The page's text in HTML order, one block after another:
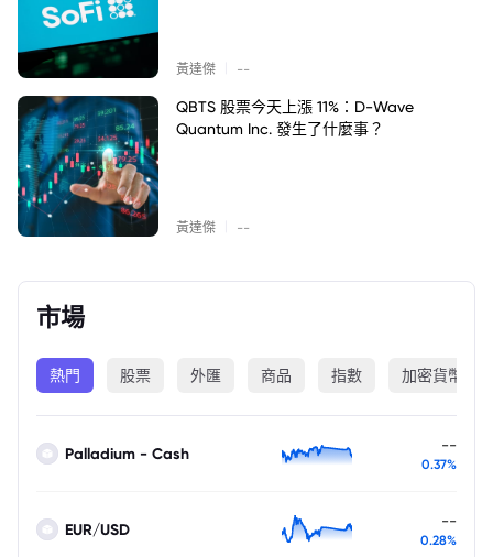
黃達傑 --
QBTS 股票今天上漲 11%：D-Wave
Quantum Inc. 發生了什麼事？
黃達傑 --
市場
熱門 股票 外匯 商品 指數 加密貨幣
Palladium - Cash --
0.37%
EUR/USD --
0.28%